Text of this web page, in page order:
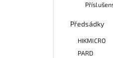
Předsádky
HIKMICRO
PARD